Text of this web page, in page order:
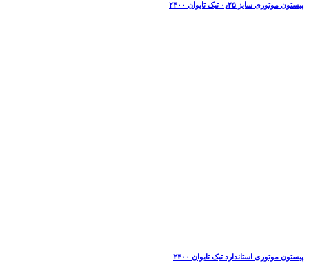
پیستون موتوری سایز ۰٫۲۵ تیک تایوان ۲۴۰۰
پیستون موتوری استاندارد تیک تایوان ۲۴۰۰